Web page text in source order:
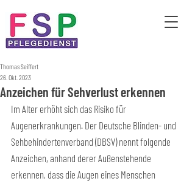
Anzeichen für Sehverlust erkennen
Thomas Seiffert
26. Okt. 2023
Im Alter erhöht sich das Risiko für
Augenerkrankungen. Der Deutsche Blinden- und
Sehbehindertenverband (DBSV) nennt folgende
Anzeichen, anhand derer Außenstehende
erkennen, dass die Augen eines Menschen